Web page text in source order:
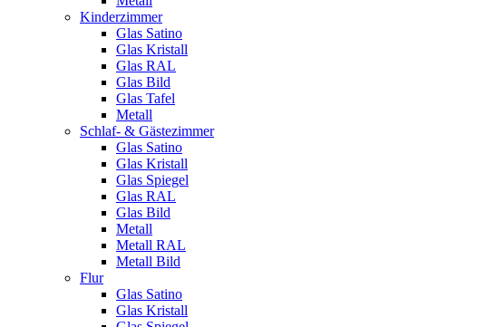
Kinderzimmer
Glas Satino
Glas Kristall
Glas RAL
Glas Bild
Glas Tafel
Metall
Schlaf- & Gästezimmer
Glas Satino
Glas Kristall
Glas Spiegel
Glas RAL
Glas Bild
Metall
Metall RAL
Metall Bild
Flur
Glas Satino
Glas Kristall